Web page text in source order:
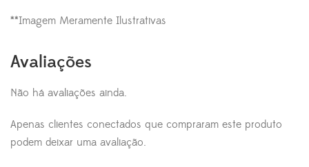
**Imagem Meramente Ilustrativas
Avaliações
Não há avaliações ainda.
Apenas clientes conectados que compraram este produto
podem deixar uma avaliação.